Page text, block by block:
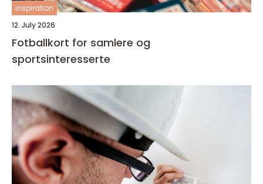
inspiration
12. July 2026
Fotballkort for samlere og
sportsinteresserte